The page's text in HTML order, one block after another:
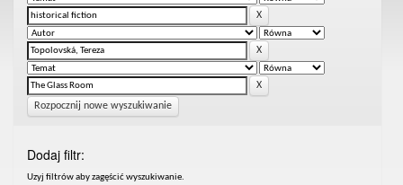
Rozpocznij nowe wyszukiwanie
Dodaj filtr:
Uzyj filtrów aby zagęścić wyszukiwanie.